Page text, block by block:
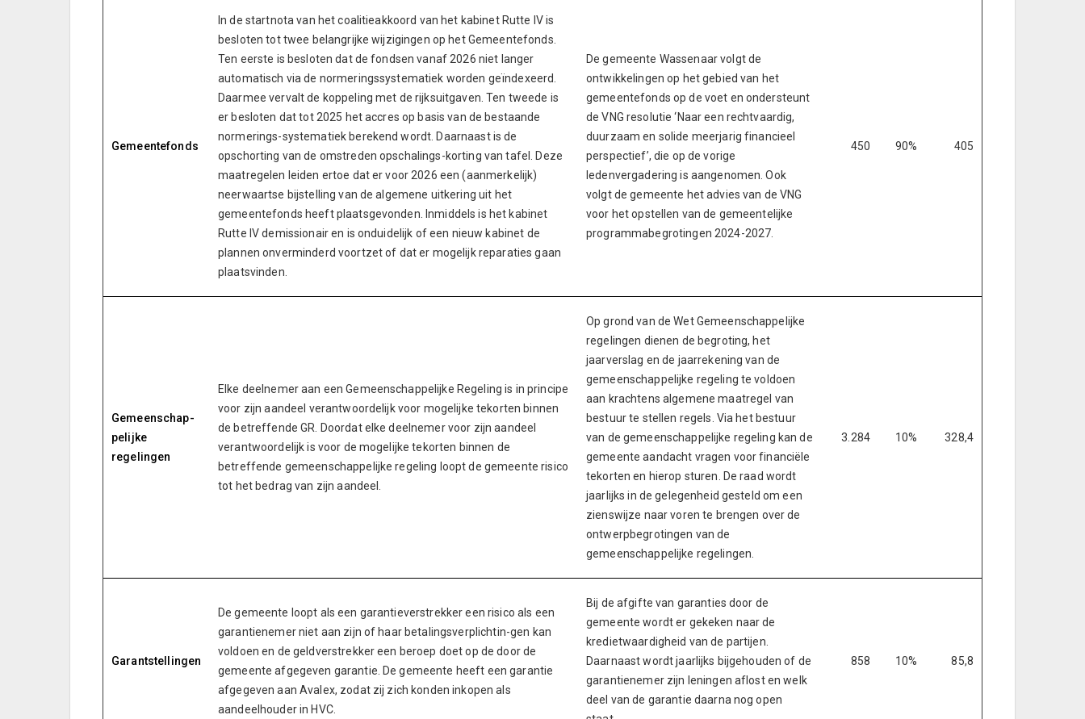
Gemeentefonds
In de startnota van het coalitieakkoord van het kabinet Rutte IV is
besloten tot twee belangrijke wijzigingen op het Gemeentefonds.
Ten eerste is besloten dat de fondsen vanaf 2026 niet langer
automatisch via de normeringssystematiek worden geïndexeerd.
Daarmee vervalt de koppeling met de rijksuitgaven. Ten tweede is
er besloten dat tot 2025 het accres op basis van de bestaande
normerings-systematiek berekend wordt. Daarnaast is de
opschorting van de omstreden opschalings-korting van tafel. Deze
maatregelen leiden ertoe dat er voor 2026 een (aanmerkelijk)
neerwaartse bijstelling van de algemene uitkering uit het
gemeentefonds heeft plaatsgevonden. Inmiddels is het kabinet
Rutte IV demissionair en is onduidelijk of een nieuw kabinet de
plannen onverminderd voortzet of dat er mogelijk reparaties gaan
plaatsvinden.
De gemeente Wassenaar volgt de
ontwikkelingen op het gebied van het
gemeentefonds op de voet en ondersteunt
de VNG resolutie ‘Naar een rechtvaardig,
duurzaam en solide meerjarig financieel
perspectief’, die op de vorige
ledenvergadering is aangenomen. Ook
volgt de gemeente het advies van de VNG
voor het opstellen van de gemeentelijke
programmabegrotingen 2024-2027.
450 90% 405
Gemeenschap-
pelijke
regelingen
Elke deelnemer aan een Gemeenschappelijke Regeling is in principe
voor zijn aandeel verantwoordelijk voor mogelijke tekorten binnen
de betreffende GR. Doordat elke deelnemer voor zijn aandeel
verantwoordelijk is voor de mogelijke tekorten binnen de
betreffende gemeenschappelijke regeling loopt de gemeente risico
tot het bedrag van zijn aandeel.
Op grond van de Wet Gemeenschappelijke
regelingen dienen de begroting, het
jaarverslag en de jaarrekening van de
gemeenschappelijke regeling te voldoen
aan krachtens algemene maatregel van
bestuur te stellen regels. Via het bestuur
van de gemeenschappelijke regeling kan de
gemeente aandacht vragen voor financiële
tekorten en hierop sturen. De raad wordt
jaarlijks in de gelegenheid gesteld om een
zienswijze naar voren te brengen over de
ontwerpbegrotingen van de
gemeenschappelijke regelingen.
3.284 10% 328,4
Garantstellingen
De gemeente loopt als een garantieverstrekker een risico als een
garantienemer niet aan zijn of haar betalingsverplichtin-gen kan
voldoen en de geldverstrekker een beroep doet op de door de
gemeente afgegeven garantie. De gemeente heeft een garantie
afgegeven aan Avalex, zodat zij zich konden inkopen als
aandeelhouder in HVC.
Bij de afgifte van garanties door de
gemeente wordt er gekeken naar de
kredietwaardigheid van de partijen.
Daarnaast wordt jaarlijks bijgehouden of de
garantienemer zijn leningen aflost en welk
deel van de garantie daarna nog open
858 10% 85,8